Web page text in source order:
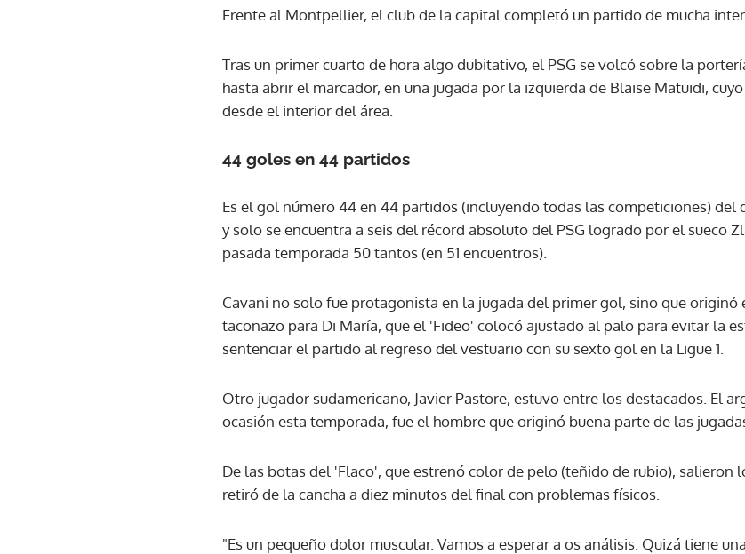
Frente al Montpellier, el club de la capital completó un partido de mucha
Tras un primer cuarto de hora algo dubitativo, el PSG se volcó sobre la
hasta abrir el marcador, en una jugada por la izquierda de Blaise Matuidi,
desde el interior del área.
44 goles en 44 partidos
Es el gol número 44 en 44 partidos (incluyendo todas las competiciones) del
y solo se encuentra a seis del récord absoluto del PSG logrado por el sueco
pasada temporada 50 tantos (en 51 encuentros).
Cavani no solo fue protagonista en la jugada del primer gol, sino que originó
taconazo para Di María, que el 'Fideo' colocó ajustado al palo para evitar la
sentenciar el partido al regreso del vestuario con su sexto gol en la Ligue 1.
Otro jugador sudamericano, Javier Pastore, estuvo entre los destacados. El
ocasión esta temporada, fue el hombre que originó buena parte de las
De las botas del 'Flaco', que estrenó color de pelo (teñido de rubio), salieron
retiró de la cancha a diez minutos del final con problemas físicos.
"Es un pequeño dolor muscular. Vamos a esperar a os análisis. Quizá tiene